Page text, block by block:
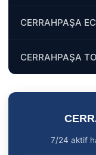
CERRAHPAŞA
CERRAHPAŞA
7/24 aktif